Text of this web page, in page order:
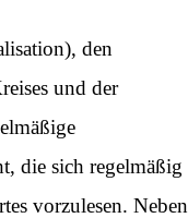
den
und der
die sich regelmäßig
vorzulesen. Neben